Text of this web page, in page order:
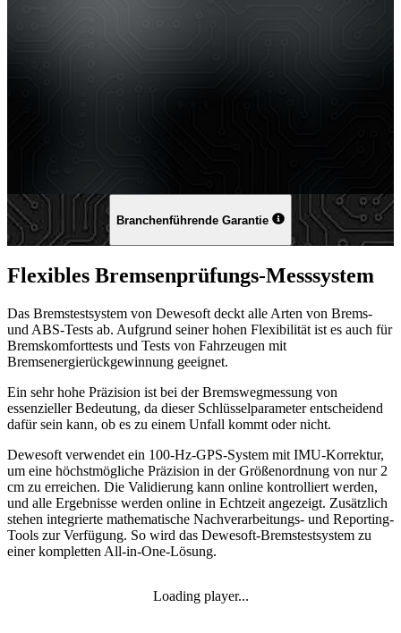
Branchenführende Garantie
Flexibles Bremsenprüfungs-Messsystem
Das Bremstestsystem von Dewesoft deckt alle Arten von Brems-
und ABS-Tests ab. Aufgrund seiner hohen Flexibilität ist es auch für
Bremskomforttests und Tests von Fahrzeugen mit
Bremsenergierückgewinnung geeignet.
Ein sehr hohe Präzision ist bei der Bremswegmessung von
essenzieller Bedeutung, da dieser Schlüsselparameter entscheidend
dafür sein kann, ob es zu einem Unfall kommt oder nicht.
Dewesoft verwendet ein 100-Hz-GPS-System mit IMU-Korrektur,
um eine höchstmögliche Präzision in der Größenordnung von nur 2
cm zu erreichen. Die Validierung kann online kontrolliert werden,
und alle Ergebnisse werden online in Echtzeit angezeigt. Zusätzlich
stehen integrierte mathematische Nachverarbeitungs- und Reporting-
Tools zur Verfügung. So wird das Dewesoft-Bremstestsystem zu
einer kompletten All-in-One-Lösung.
Loading player...